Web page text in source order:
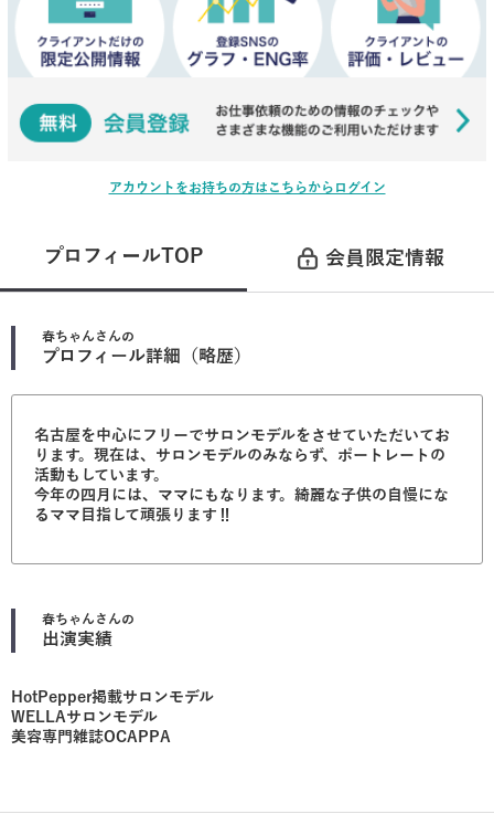
アカウントをお持ちの方はこちらからログイン
プロフィールTOP 会員限定情報
春ちゃん さんの
プロフィール詳細（略歴）
名古屋を中心にフリーでサロンモデルをさせていただいてお
ります。現在は、サロンモデルのみならず、ポートレートの
活動もしています。
今年の四月には、ママにもなります。綺麗な子供の自慢にな
るママ目指して頑張ります‼
春ちゃん さんの
出演実績
HotPepper掲載サロンモデル
WELLAサロンモデル
美容専門雑誌OCAPPA